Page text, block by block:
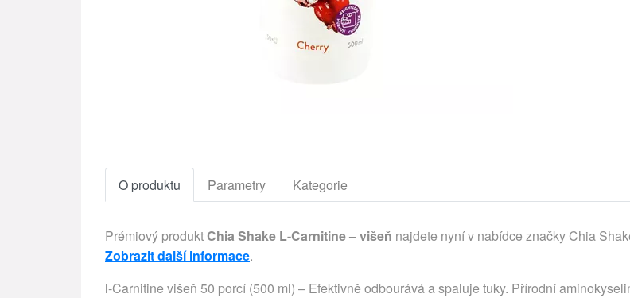
O produktu Parametry Kategorie
Prémiový produktChia Shake L-Carnitine – višeň najdete nyní v nabídce značky Chia
Zobrazit další informace.
l-Carnitine višeň 50 porcí (500 ml) – Efektivně odbourává a spaluje tuky. Přírodní